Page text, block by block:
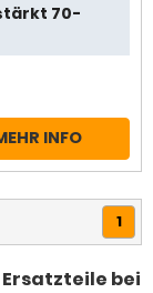
70-
INFO
1
bei